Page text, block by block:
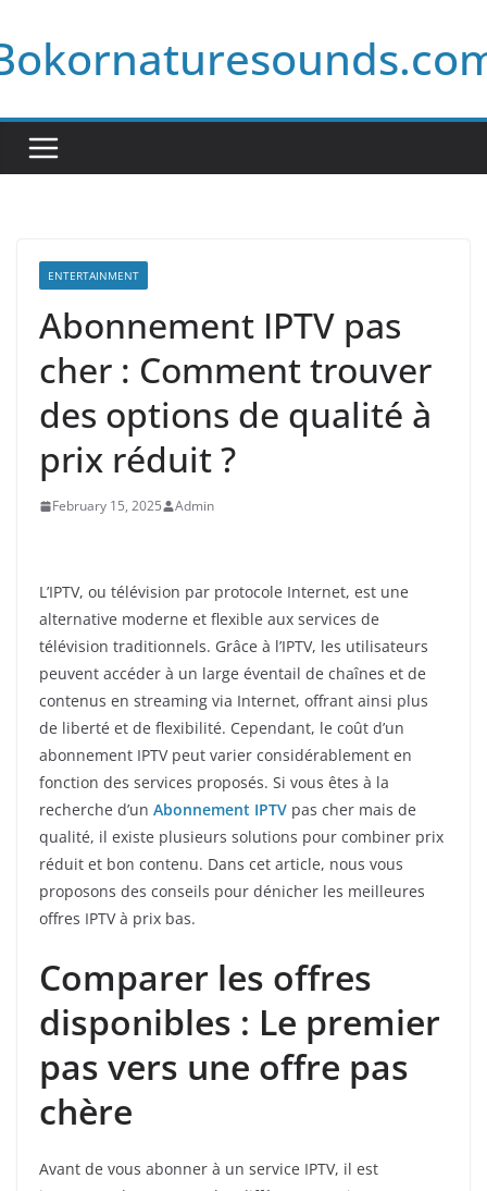
to
content
ENTERTAINMENT
Abonnement IPTV pas
cher : Comment trouver
des options de qualité à
prix réduit ?
February 15, 2025 Admin
L’IPTV, ou télévision par protocole Internet, est une
alternative moderne et flexible aux services de
télévision traditionnels. Grâce à l’IPTV, les utilisateurs
peuvent accéder à un large éventail de chaînes et de
contenus en streaming via Internet, offrant ainsi plus
de liberté et de flexibilité. Cependant, le coût d’un
abonnement IPTV peut varier considérablement en
fonction des services proposés. Si vous êtes à la
recherche d’un Abonnement IPTV pas cher mais de
qualité, il existe plusieurs solutions pour combiner prix
réduit et bon contenu. Dans cet article, nous vous
proposons des conseils pour dénicher les meilleures
offres IPTV à prix bas.
Comparer les offres
disponibles : Le premier
pas vers une offre pas
chère
Avant de vous abonner à un service IPTV, il est